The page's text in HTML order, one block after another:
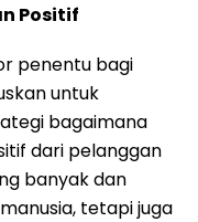
Positif
penentu bagi
untuk
bagaimana
dari pelanggan
banyak dan
tetapi juga